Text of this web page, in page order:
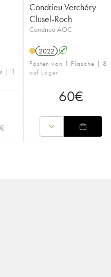
| 1
€
Condrieu Verchéry
Clusel-Roch
Condrieu AOC
2022 A
Posten von 1 Flasche | 8
auf Lager
60€